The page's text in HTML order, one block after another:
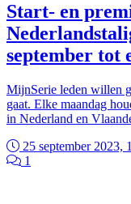
Start- en
september tot
MijnSerie leden willen
gaat. Elke maandag
in Nederland en
25 september 2023,
1